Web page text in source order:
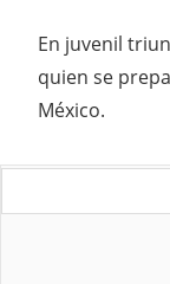
En juvenil
quien se
México.